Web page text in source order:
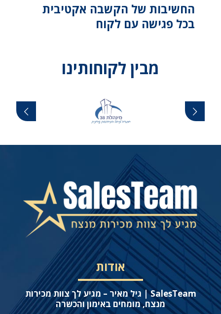
החשיבות של הקשבה אקטיבית
בכל פגישה עם לקוח
מבין לקוחותינו
אודות
SalesTeam | גיל מאיר – מגיע לך צוות מכירות
מנצח, מומחים באימון והכשרה